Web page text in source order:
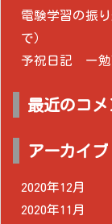
電験学習の振
で）
予祝日記 ー勉
最近のコメ
アーカイブ
2020年12月
2020年11月